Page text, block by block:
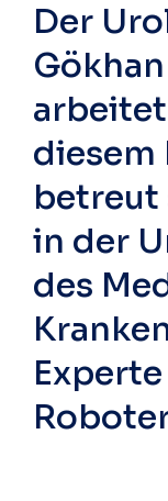
Der
diesem
betreut
in der
des